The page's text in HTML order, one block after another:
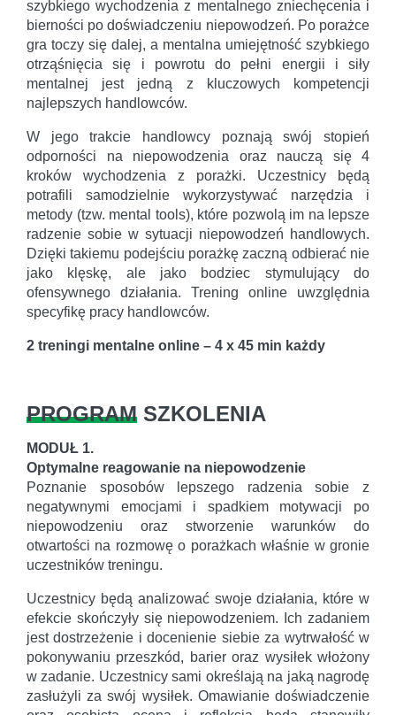
szybkiego wychodzenia z mentalnego zniechęcenia i
bierności po doświadczeniu niepowodzeń. Po porażce
gra toczy się dalej, a mentalna umiejętność szybkiego
otrząśnięcia się i powrotu do pełni energii i siły
mentalnej jest jedną z kluczowych kompetencji
najlepszych handlowców.
W jego trakcie handlowcy poznają swój stopień
odporności na niepowodzenia oraz nauczą się 4
kroków wychodzenia z porażki. Uczestnicy będą
potrafili samodzielnie wykorzystywać narzędzia i
metody (tzw. mental tools), które pozwolą im na lepsze
radzenie sobie w sytuacji niepowodzeń handlowych.
Dzięki takiemu podejściu porażkę zaczną odbierać nie
jako klęskę, ale jako bodziec stymulujący do
ofensywnego działania. Trening online uwzględnia
specyfikę pracy handlowców.
2 treningi mentalne online – 4 x 45 min każdy
PROGRAM SZKOLENIA
MODUŁ 1.
Optymalne reagowanie na niepowodzenie
Poznanie sposobów lepszego radzenia sobie z
negatywnymi emocjami i spadkiem motywacji po
niepowodzeniu oraz stworzenie warunków do
otwartości na rozmowę o porażkach właśnie w gronie
uczestników treningu.
Uczestnicy będą analizować swoje działania, które w
efekcie skończyły się niepowodzeniem. Ich zadaniem
jest dostrzeżenie i docenienie siebie za wytrwałość w
pokonywaniu przeszkód, barier oraz wysiłek włożony
w zadanie. Uczestnicy sami określają na jaką nagrodę
zasłużyli za swój wysiłek. Omawianie doświadczenie